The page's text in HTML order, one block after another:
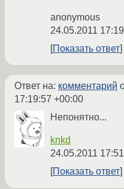
anonymous
24.05.2011
Показать ответ
Ответ на: комментарий
17:19:57 +00:00
Непонятно...
knkd
24.05.2011
Показать ответ